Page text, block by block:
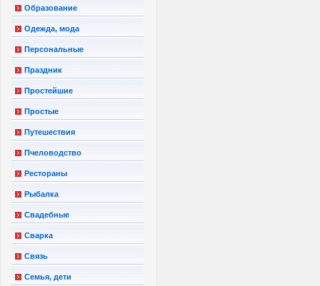
Образование
Одежда, мода
Персональные
Праздник
Простейшие
Простые
Путешествия
Пчеловодство
Рестораны
Рыбалка
Свадебные
Сварка
Связь
Семья, дети